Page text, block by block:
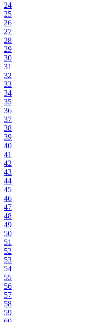
24
25
26
27
28
29
30
31
32
33
34
35
36
37
38
39
40
41
42
43
44
45
46
47
48
49
50
51
52
53
54
55
56
57
58
59